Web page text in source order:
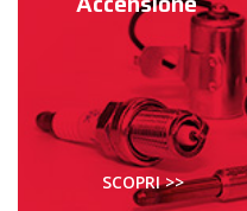
SCOPRI >>